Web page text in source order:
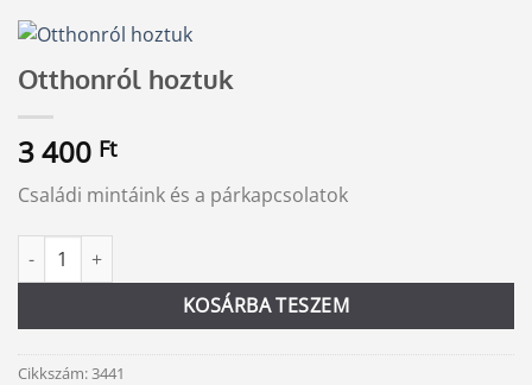
Otthonról hoztuk
3 400 Ft
Családi mintáink és a párkapcsolatok
Otthonról hoztuk mennyiség
KOSÁRBA TESZEM
Alternative:
Cikkszám:3441